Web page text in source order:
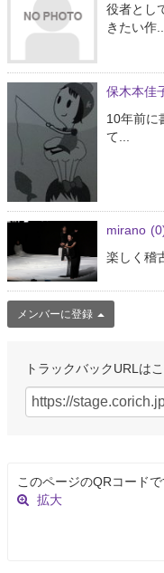
役者とし
きたい作...
保木本佳
10年前に
て...
mirano
楽しく稽
メンバーに登録
トラックバックURLは
このページのQRコードで
拡大